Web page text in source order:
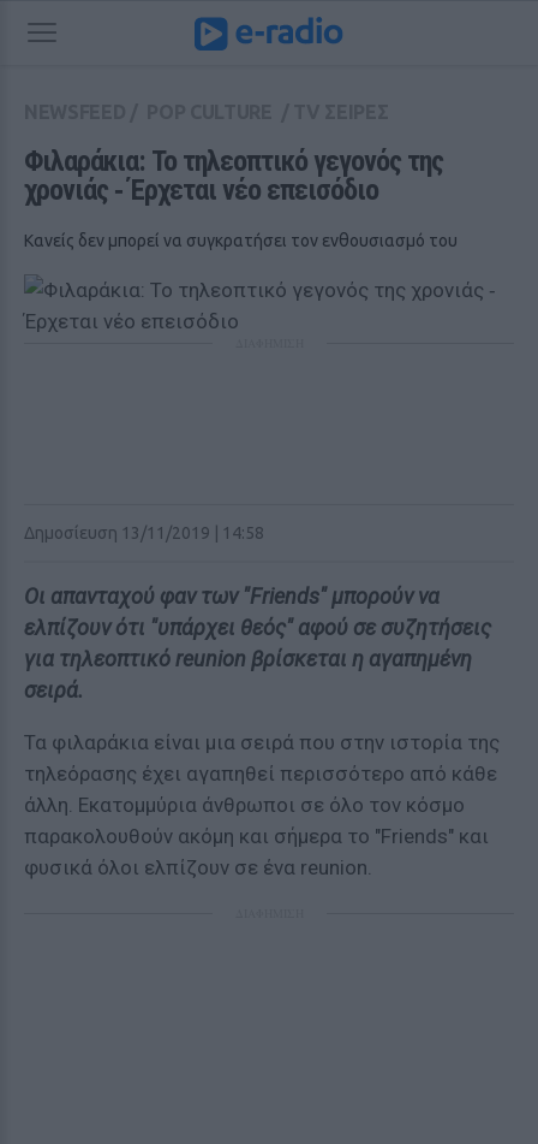
Φιλαράκια: Το τηλεοπτικό γεγονός της
χρονιάς ‑ Έρχεται νέο επεισόδιο
Κανείς δεν μπορεί να συγκρατήσει τον ενθουσιασμό του
Δημοσίευση 13/11/2019 | 14:58
Οι απανταχού φαν των "Friends" μπορούν να
ελπίζουν ότι "υπάρχει θεός" αφού σε συζητήσεις
για τηλεοπτικό reunion βρίσκεται η αγαπημένη
σειρά.
Τα φιλαράκια είναι μια σειρά που στην ιστορία της
τηλεόρασης έχει αγαπηθεί περισσότερο από κάθε
άλλη. Εκατομμύρια άνθρωποι σε όλο τον κόσμο
παρακολουθούν ακόμη και σήμερα το "Friends" και
φυσικά όλοι ελπίζουν σε ένα reunion.